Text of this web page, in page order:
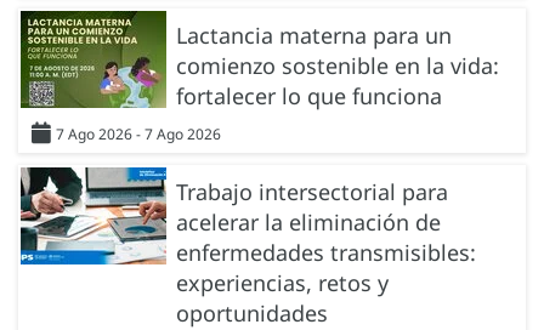
Lactancia materna para un
comienzo sostenible en la vida:
fortalecer lo que funciona
7 Ago 2026 - 7 Ago 2026
Trabajo intersectorial para
acelerar la eliminación de
enfermedades transmisibles:
experiencias, retos y
oportunidades